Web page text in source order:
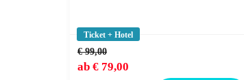
Ticket + Hotel
€ 99,00
ab € 79,00